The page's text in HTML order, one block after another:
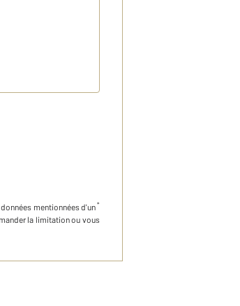
mentionnées d'un *
la limitation ou vous